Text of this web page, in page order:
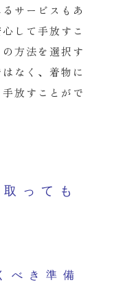
サービスもあ
して手放すこ
の方法を選択す
なく、 着物に
放すことがで
っても
べき準備